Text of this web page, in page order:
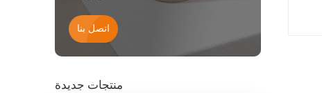
اتصل بنا
منتجات جديدة